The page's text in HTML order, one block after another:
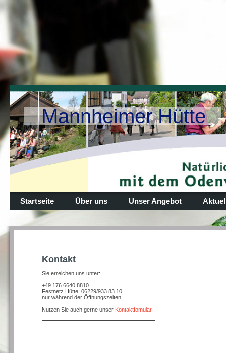
Mannheimer Hütte
Startseite Über uns Unser Angebot
Kontakt
Sie erreichen uns unter:
+49 176 6640 8810
Festnetz Hütte: 06229/933 83 10
nur während der Öffnungszeiten
Nutzen Sie auch gerne unser Kontaktfomular.